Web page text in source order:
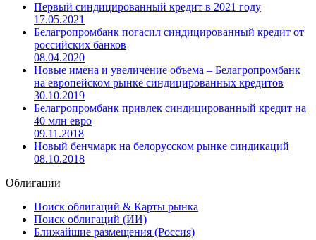
Первый синдицированный кредит в 2021 году
17.05.2021
Белагропромбанк погасил синдицированный кредит от
российских банков
08.04.2020
Новые имена и увеличение объема – Белагропромбанк
на европейском рынке синдицированных кредитов
30.10.2019
Белагропромбанк привлек синдицированный кредит на
40 млн евро
09.11.2018
Новый бенчмарк на белорусском рынке синдикаций
08.10.2018
Облигации
Поиск облигаций & Карты рынка
Поиск облигаций (ИИ)
Ближайшие размещения (Россия)